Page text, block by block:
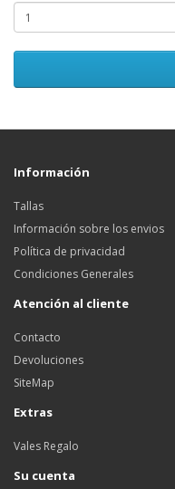
Información
Tallas
Información sobre los envios
Política de privacidad
Condiciones Generales
Atención al cliente
Contacto
Devoluciones
SiteMap
Extras
Vales Regalo
Su cuenta